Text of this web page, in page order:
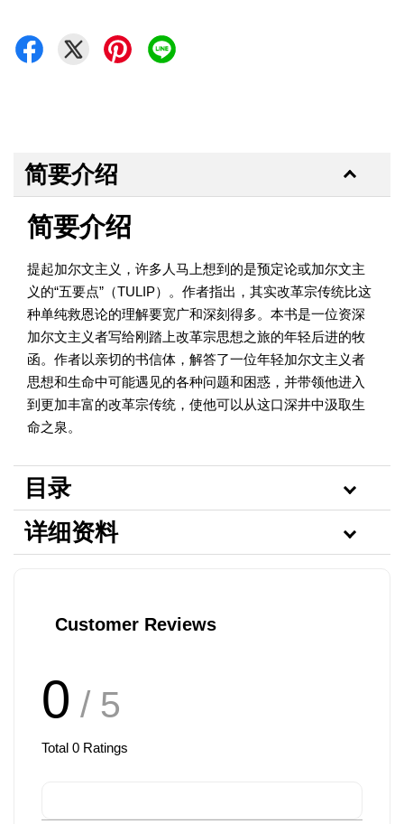
简要介绍
简要介绍
提起加尔文主义，许多人马上想到的是预定论或加尔文主
义的“五要点”（TULIP）。作者指出，其实改革宗传统比这
种单纯救恩论的理解要宽广和深刻得多。本书是一位资深
加尔文主义者写给刚踏上改革宗思想之旅的年轻后进的牧
函。作者以亲切的书信体，解答了一位年轻加尔文主义者
思想和生命中可能遇见的各种问题和困惑，并带领他进入
到更加丰富的改革宗传统，使他可以从这口深井中汲取生
命之泉。
目录
详细资料
Customer Reviews
0 / 5
Total 0 Ratings